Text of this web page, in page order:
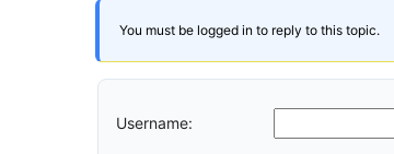
You must be logged in to reply to this topic.
Username: